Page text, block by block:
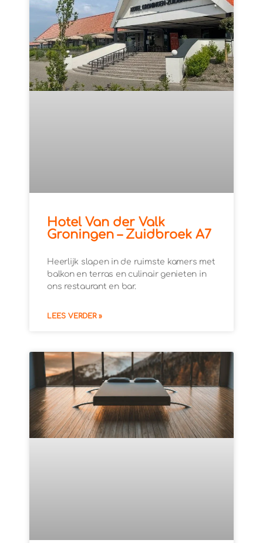
Hotel Van der Valk
Groningen – Zuidbroek A7
Heerlijk slapen in de ruimste kamers met
balkon en terras en culinair genieten in
ons restaurant en bar.
LEES VERDER »